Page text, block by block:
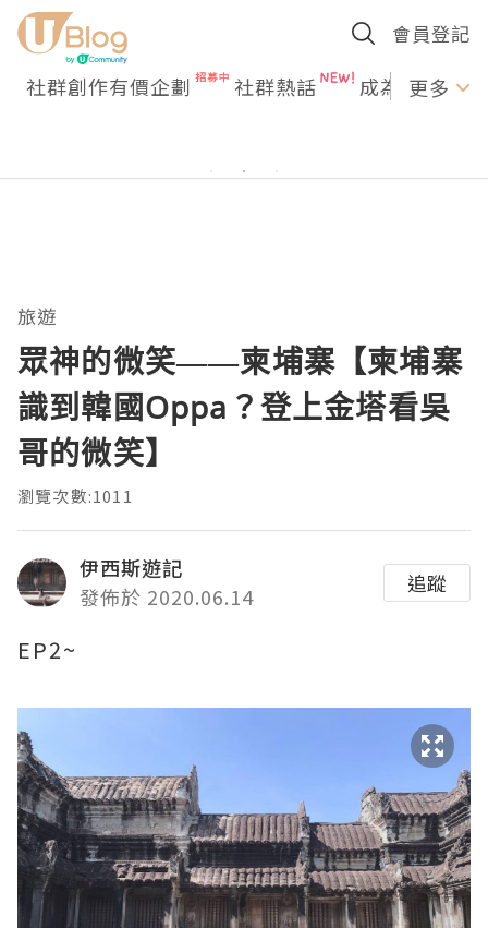
會員登記
社群創作有價企劃 社群熱話 成為U更多
旅遊
眾神的微笑——柬埔寨【柬埔寨
識到韓國Oppa？登上金塔看吳
哥的微笑】
瀏覽次數:1011
伊西斯遊記
發佈於 2020.06.14
追蹤
EP2~